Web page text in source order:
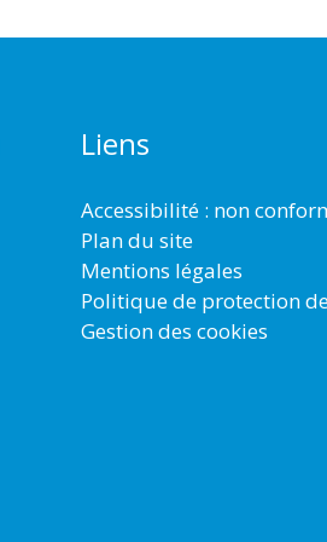
Liens
Accessibilité : non
Plan du site
Mentions légales
Politique de protection
Gestion des cookies